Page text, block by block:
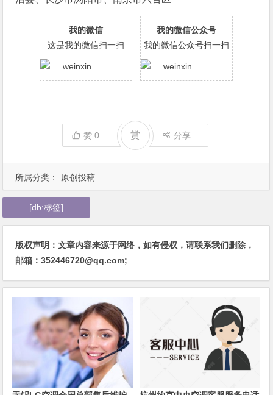
所属分类： 原创投稿
我的微信
这是我的微信扫一扫
我的微信公众号
我的微信公众号扫一扫
赞0 赏 分享
[db:标签]
版权声明：文章内容来源于网络，如有侵权，请联系我们删除，
邮箱：352446720@qq.com;